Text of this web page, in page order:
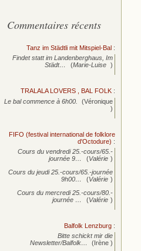
Commentaires récents
Tanz im Städtli mit Mitspiel-Bal :
Findet statt im Landenberghaus, Im
Städt…
(Marie-Luise )
TRALALA LOVERS , BAL FOLK :
Le bal commence à 6h00.
(Véronique
)
FIFO (festival international de folklore
d'Octodure) :
Cours du vendredi 25.-cours/65.-
journée 9… (Valérie )
Cours du jeudi 25.-cours/65.-journée
9h00…
(Valérie )
Cours du mercredi 25.-cours/80.-
journée … (Valérie )
Balfolk Lenzburg :
Bitte schickt mir die
Newsletter/Balfolk…
(Irène )